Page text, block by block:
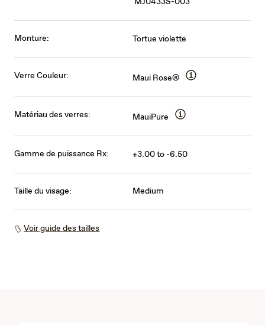
Monture: Tortue violette
Verre Couleur: Maui Rose®
Matériau des verres: MauiPure
Gamme de puissance Rx: +3.00 to -6.50
Taille du visage: Medium
Voir guide des tailles